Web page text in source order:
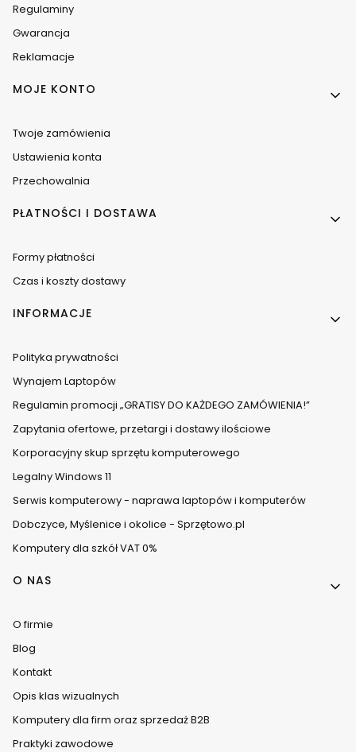
Regulaminy
Gwarancja
Reklamacje
MOJE KONTO
Twoje zamówienia
Ustawienia konta
Przechowalnia
PŁATNOŚCI I DOSTAWA
Formy płatności
Czas i koszty dostawy
INFORMACJE
Polityka prywatności
Wynajem Laptopów
Regulamin promocji „GRATISY DO KAŻDEGO ZAMÓWIENIA!”
Zapytania ofertowe, przetargi i dostawy ilościowe
Korporacyjny skup sprzętu komputerowego
Legalny Windows 11
Serwis komputerowy - naprawa laptopów i komputerów
Dobczyce, Myślenice i okolice - Sprzętowo.pl
Komputery dla szkół VAT 0%
O NAS
O firmie
Blog
Kontakt
Opis klas wizualnych
Komputery dla firm oraz sprzedaż B2B
Praktyki zawodowe